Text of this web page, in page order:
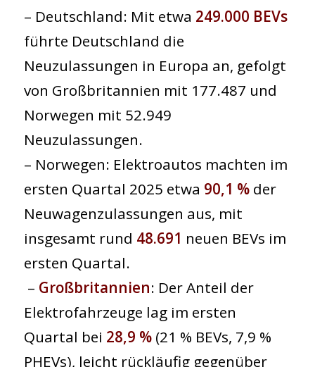
– Deutschland: Mit etwa 249.000 BEVs
führte Deutschland die
Neuzulassungen in Europa an, gefolgt
von Großbritannien mit 177.487 und
Norwegen mit 52.949
Neuzulassungen.
– Norwegen: Elektroautos machten im
ersten Quartal 2025 etwa 90,1 %der
Neuwagenzulassungen aus, mit
insgesamt rund 48.691 neuen BEVs im
ersten Quartal.
– Großbritannien: Der Anteil der
Elektrofahrzeuge lag im ersten
Quartal bei 28,9 %(21 % BEVs, 7,9 %
PHEVs), leicht rückläufig gegenüber